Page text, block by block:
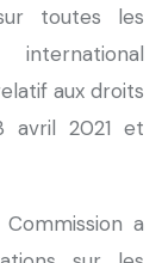
toutes les
aux droits
avril 2021 et
a